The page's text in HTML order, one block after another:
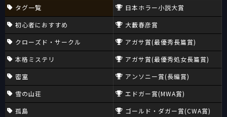
タグ一覧
初心者におすすめ
クローズド・サークル
本格ミステリ
密室
雪の山荘
孤島
日本ホラー小説大賞
大藪春彦賞
アガサ賞(最優秀長篇賞)
アガサ賞(最優秀処女長篇賞)
アンソニー賞(長編賞)
エドガー賞(MWA賞)
ゴールド・ダガー賞(CWA賞)